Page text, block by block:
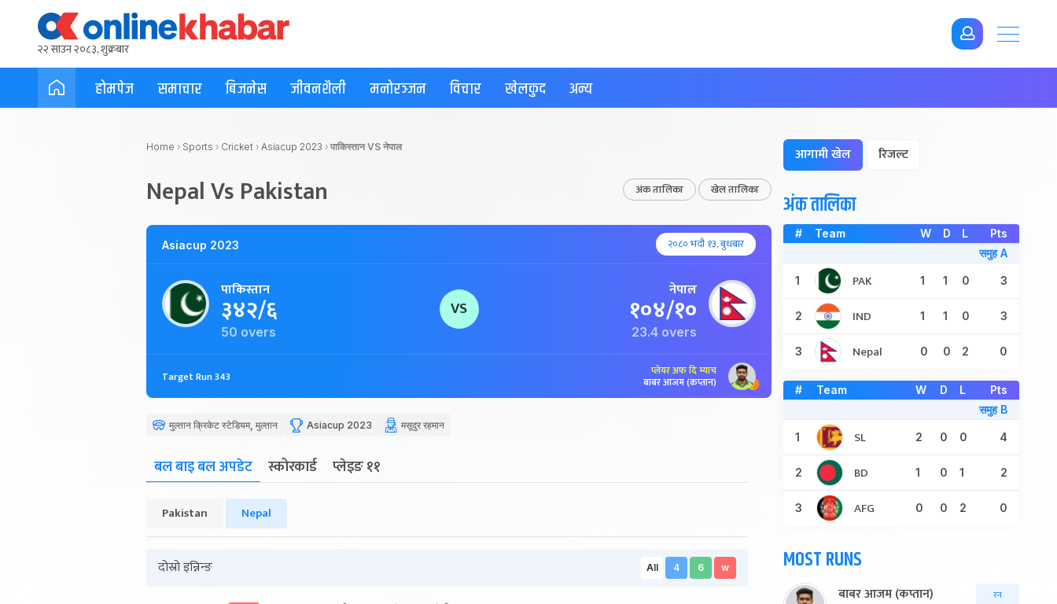
२२ साउन २०८३, शुक्रबार
होमपेज समाचार बिजनेस जीवनशैली मनोरञ्जन विचार खेलकुद अन्य
Home › Sports › Cricket › Asiacup 2023 › पाकिस्तान VS नेपाल
Nepal Vs Pakistan अंक तालिका खेल तालिका
Asiacup 2023 २०८० भदौ १३, बुधबार
पाकिस्तान
३४२/६
50 overs
VS
नेपाल
१०४/१०
23.4 overs
Target Run 343 प्लेयर अफ दि म्याच
बाबर आजम (कप्तान)
मुल्तान क्रिकेट स्टेडियम, मुल्तान Asiacup 2023 मसूदुर रहमान
बल बाइ बल अपडेट स्कोरकार्ड प्लेइङ ११
Pakistan Nepal
दोस्रो इन्निन्ङ All 4 6 w
आगामी खेल रिजल्ट
अंक तालिका
# Team W D L
Pts
समुह A
1 PAK 1 1 0 3
2 IND 1 1 0 3
3 Nepal 0 0 2 0
# Team W D L
Pts
समुह B
1 SL 2 0 0 4
2 BD 1 0 1 2
3 AFG 0 0 2 0
MOST RUNS
बाबर आजम (कप्तान) रन